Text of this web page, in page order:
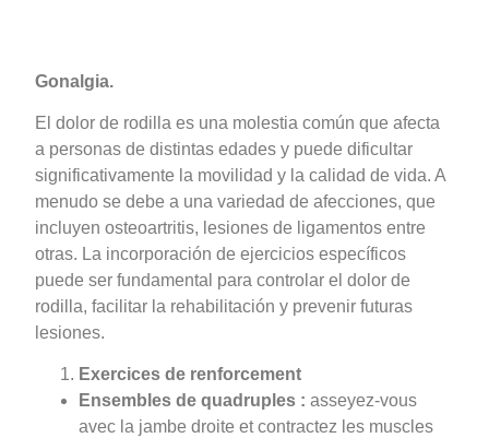
Gonalgia.
El dolor de rodilla es una molestia común que afecta
a personas de distintas edades y puede dificultar
significativamente la movilidad y la calidad de vida. A
menudo se debe a una variedad de afecciones, que
incluyen osteoartritis, lesiones de ligamentos entre
otras. La incorporación de ejercicios específicos
puede ser fundamental para controlar el dolor de
rodilla, facilitar la rehabilitación y prevenir futuras
lesiones.
Exercices de renforcement
Ensembles de quadruples :asseyez-vous
avec la jambe droite et contractez les muscles